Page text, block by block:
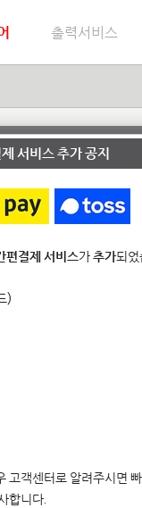
출력서비스
1:1 문
서비스 추가 공지
편결제 서비스가추가되
)
고객센터로 알려주시면
합니다.